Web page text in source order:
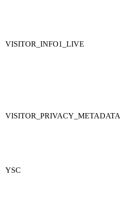
VISITOR_INFO1_LIVE
VISITOR_PRIVACY_METADATA
YSC